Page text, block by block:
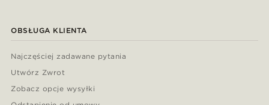
OBSŁUGA KLIENTA
Najczęściej zadawane pytania
Utwórz Zwrot
Zobacz opcje wysyłki